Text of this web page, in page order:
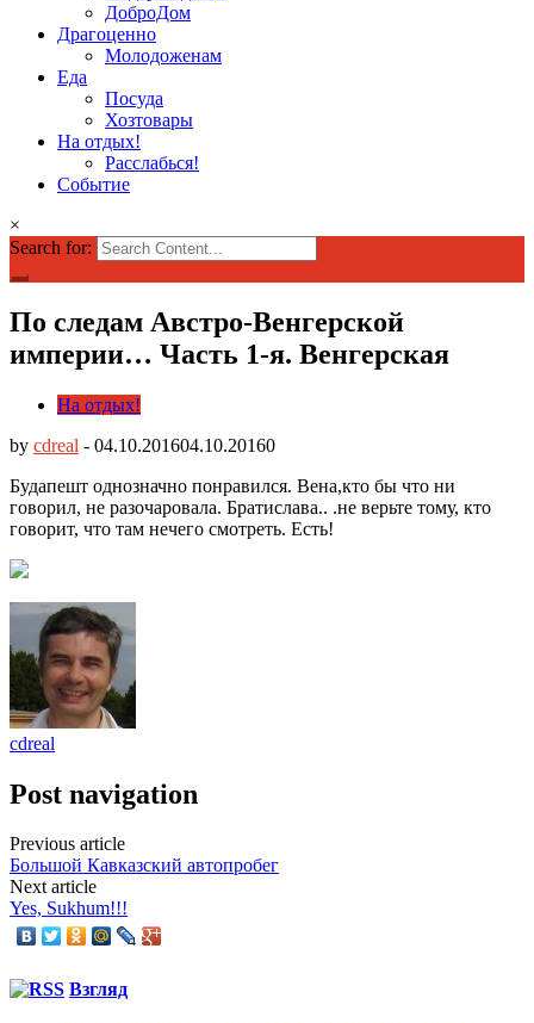
ДоброДом
Драгоценно
Молодоженам
Еда
Посуда
Хозтовары
На отдых!
Расслабься!
Событие
×
Search for:
По следам Австро-Венгерской
империи… Часть 1-я. Венгерская
На отдых!
by cdreal - 04.10.201604.10.20160
Будапешт однозначно понравился. Вена,кто бы что ни
говорил, не разочаровала. Братислава.. .не верьте тому, кто
говорит, что там нечего смотреть. Есть!
cdreal
Post navigation
Previous article
Большой Кавказский автопробег
Next article
Yes, Sukhum!!!
Взгляд